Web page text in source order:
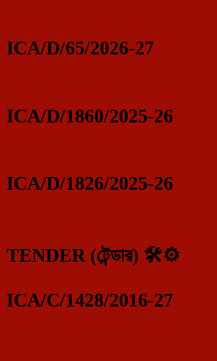
ICA/D/65/2026-27
ICA/D/1860/2025-26
ICA/D/1826/2025-26
TENDER (টেন্ডার) 🛠️⚙️
ICA/C/1428/2016-27